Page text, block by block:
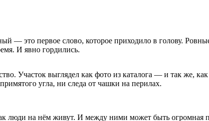
— это первое слово, которое приходило в голову.
И явно гордились.
Участок выглядел как фото из каталога — и так же,
угла, ни следа от чашки на перилах.
на нём живут. И между ними может быть огромная